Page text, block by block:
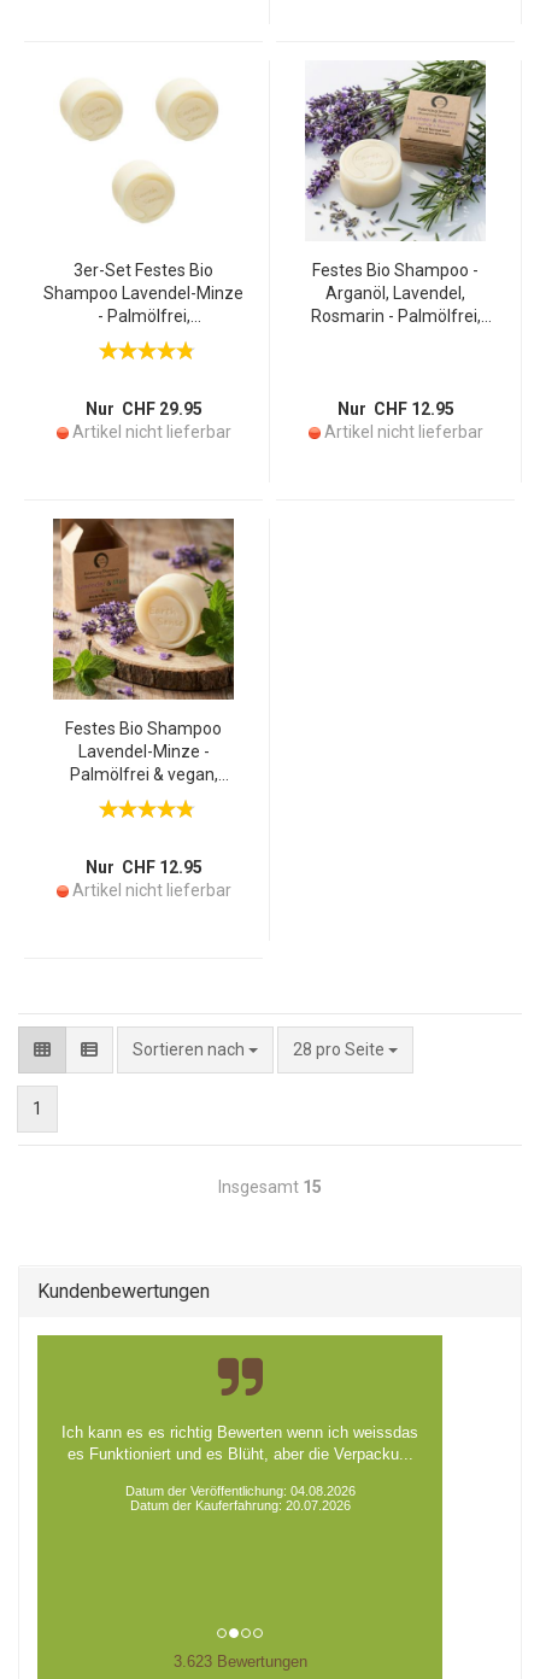
3er-Set Festes Bio
Shampoo Lavendel-Minze
- Palmölfrei,
handgefertigt, 77%
kaltgepresste Bio-Öle &
Haar, COSMOS ORGANIC
Nur CHF 29.95
Artikel nicht lieferbar
Festes Bio Shampoo -
Arganöl, Lavendel,
Rosmarin - Palmölfrei,
ORGANIC
Nur CHF 12.95
Artikel nicht lieferbar
Festes Bio Shampoo
Lavendel-Minze -
Palmölfrei & vegan,
handgefertigt mit Arganöl
& 77% kaltgepressten Bio-
& alle Haartypen, 60g
Nur CHF 12.95
Artikel nicht lieferbar
Sortieren nach 28 pro Seite
1
Insgesamt 15
Kundenbewertungen
Ich kann es es richtig Bewerten wenn ich weissdas
es Funktioniert und es Blüht, aber die Verpacku...
Datum der Veröffentlichung: 04.08.2026
Datum der Kauferfahrung: 20.07.2026
3.623 Bewertungen